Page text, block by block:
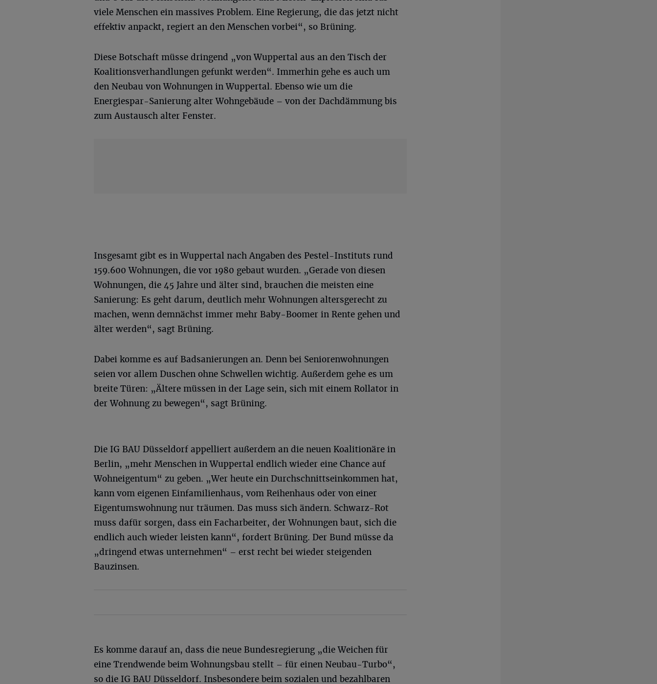
viele Menschen ein massives Problem. Eine Regierung, die das jetzt nicht
effektiv anpackt, regiert an den Menschen vorbei“, so Brüning.
Diese Botschaft müsse dringend „von Wuppertal aus an den Tisch der
Koalitionsverhandlungen gefunkt werden“. Immerhin gehe es auch um
den Neubau von Wohnungen in Wuppertal. Ebenso wie um die
Energiespar-Sanierung alter Wohngebäude – von der Dachdämmung bis
zum Austausch alter Fenster.
Insgesamt gibt es in Wuppertal nach Angaben des Pestel-Instituts rund
159.600 Wohnungen, die vor 1980 gebaut wurden. „Gerade von diesen
Wohnungen, die 45 Jahre und älter sind, brauchen die meisten eine
Sanierung: Es geht darum, deutlich mehr Wohnungen altersgerecht zu
machen, wenn demnächst immer mehr Baby-Boomer in Rente gehen und
älter werden“, sagt Brüning.
Dabei komme es auf Badsanierungen an. Denn bei Seniorenwohnungen
seien vor allem Duschen ohne Schwellen wichtig. Außerdem gehe es um
breite Türen: „Ältere müssen in der Lage sein, sich mit einem Rollator in
der Wohnung zu bewegen“, sagt Brüning.
Die IG BAU Düsseldorf appelliert außerdem an die neuen Koalitionäre in
Berlin, „mehr Menschen in Wuppertal endlich wieder eine Chance auf
Wohneigentum“ zu geben. „Wer heute ein Durchschnittseinkommen hat,
kann vom eigenen Einfamilienhaus, vom Reihenhaus oder von einer
Eigentumswohnung nur träumen. Das muss sich ändern. Schwarz-Rot
muss dafür sorgen, dass ein Facharbeiter, der Wohnungen baut, sich die
endlich auch wieder leisten kann“, fordert Brüning. Der Bund müsse da
„dringend etwas unternehmen“ – erst recht bei wieder steigenden
Bauzinsen.
Es komme darauf an, dass die neue Bundesregierung „die Weichen für
eine Trendwende beim Wohnungsbau stellt – für einen Neubau-Turbo“,
so die IG BAU Düsseldorf. Insbesondere beim sozialen und bezahlbaren